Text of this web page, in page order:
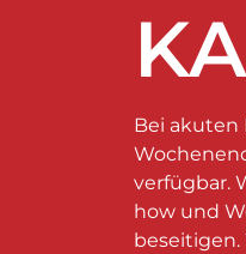
Bei akuten
verfügbar.
how und
beseitigen.